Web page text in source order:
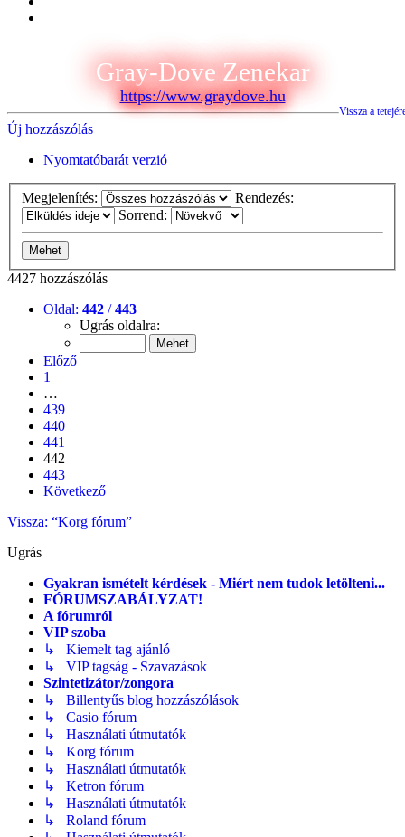
Gray-Dove Zenekar
https://www.graydove.hu
Vissza a
Új hozzászólás
Nyomtatóbarát verzió
Megjelenítés:
Rendezés:
Sorrend:
4427 hozzászólás
Oldal: 442 /443
Ugrás oldalra:
Előző
1
…
439
440
441
442
443
Következő
Vissza: “Korg fórum”
Ugrás
Gyakran ismételt kérdések - Miért nem tudok letölteni...
FÓRUMSZABÁLYZAT!
A fórumról
VIP szoba
↳ Kiemelt tag ajánló
↳ VIP tagság - Szavazások
Szintetizátor/zongora
↳ Billentyűs blog hozzászólások
↳ Casio fórum
↳ Használati útmutatók
↳ Korg fórum
↳ Használati útmutatók
↳ Ketron fórum
↳ Használati útmutatók
↳ Roland fórum